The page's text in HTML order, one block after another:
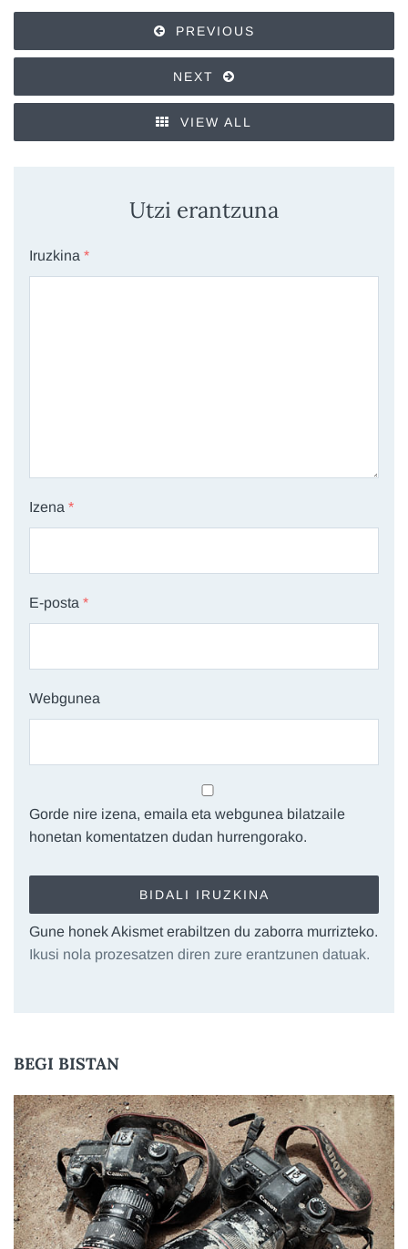
PREVIOUS
NEXT
VIEW ALL
Utzi erantzuna
Iruzkina *
Izena *
E-posta *
Webgunea
Gorde nire izena, emaila eta webgunea bilatzaile
honetan komentatzen dudan hurrengorako.
Gune honek Akismet erabiltzen du zaborra murrizteko.
Ikusi nola prozesatzen diren zure erantzunen datuak.
BEGI BISTAN